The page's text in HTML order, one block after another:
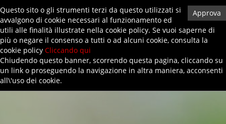
0872719145 info@anifa-artigiani.it Privacy Policy
Approva
Questo sito o gli strumenti terzi da questo utilizzati si
avvalgono di cookie necessari al funzionamento ed
utili alle finalità illustrate nella cookie policy. Se vuoi saperne di
più o negare il consenso a tutti o ad alcuni cookie, consulta la
cookie policy Cliccando qui
Chiudendo questo banner, scorrendo questa pagina, cliccando su
un link o proseguendo la navigazione in altra maniera, acconsenti
all\'uso dei cookie.